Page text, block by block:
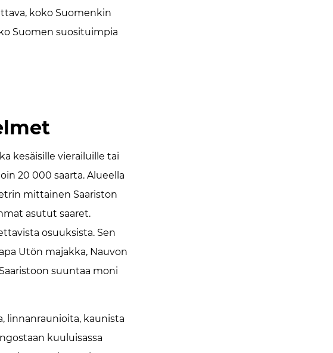
koko Suomenkin
Suomen suosituimpia
kesäisille vierailuille tai
20 000 saarta. Alueella
mittainen Saariston
asutut saaret.
osuuksista. Sen
Utön majakka, Nauvon
suuntaa moni
linnanraunioita, kaunista
kuuluisassa